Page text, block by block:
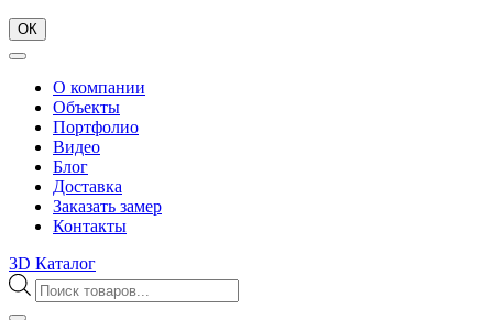
ОК
О компании
Объекты
Портфолио
Видео
Блог
Доставка
Заказать замер
Контакты
3D Каталог
Поиск
товаров